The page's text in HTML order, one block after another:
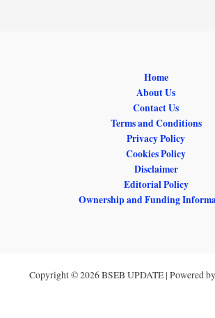
Home
About Us
Contact Us
Terms and Conditions
Privacy Policy
Cookies Policy
Disclaimer
Editorial Policy
Ownership and Funding
Copyright © 2026 BSEB UPDATE | Powered